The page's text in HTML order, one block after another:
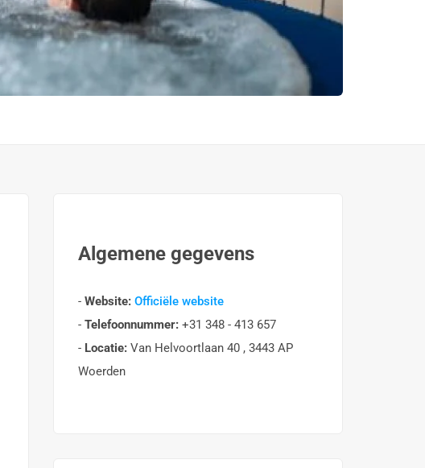
Algemene gegevens
- Website: Officiële website
- Telefoonnummer: +31 348 - 413 657
- Locatie: Van Helvoortlaan 40 , 3443 AP
Woerden